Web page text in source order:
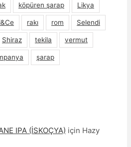
köpüren şarap Likya
rakı rom Selendi
Shiraz tekila vermut
şarap
IPA (İSKOÇYA) için Hazy